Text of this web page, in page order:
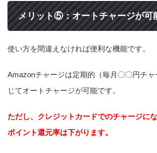
メリット⑤：オートチャージが可
使い方を間違えなければ便利な機能です。
Amazonチャージは定期的（毎月〇〇円チ
じてオートチャージが可能です。
ただし、クレジットカードでのチャージに
ポイント還元率は下がります。